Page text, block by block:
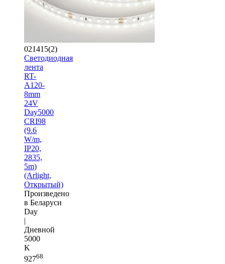
021415(2)
Светодиодная
лента
RT-
A120-
8mm
24V
Day5000
CRI98
(9.6
W/m,
IP20,
2835,
5m)
(Arlight,
Открытый)
Произведено
в Беларуси
Day
|
Дневной
5000
K
92768